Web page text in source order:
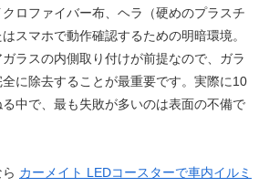
ロファイバー布、ヘラ（硬めのプラスチ
スマホで動作確認するための明暗環境。
ラスの内側取り付けが前提なので、ガラ
に除去することが最重要です。実際に10
中で、最も失敗が多いのは表面の不備で
カーメイト LEDコースターで車内イルミ